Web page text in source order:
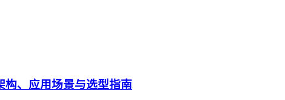
构、应用场景与选型指南